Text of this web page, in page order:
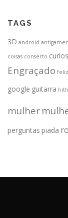
TAGS
3D android
coisas conserto
Engraçado feliz
google guitarra
mulher
perguntas piada